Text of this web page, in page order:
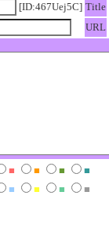
[ID:467Uej5C] Title
URL
■ ■ ■
■
■ ■ ■
■